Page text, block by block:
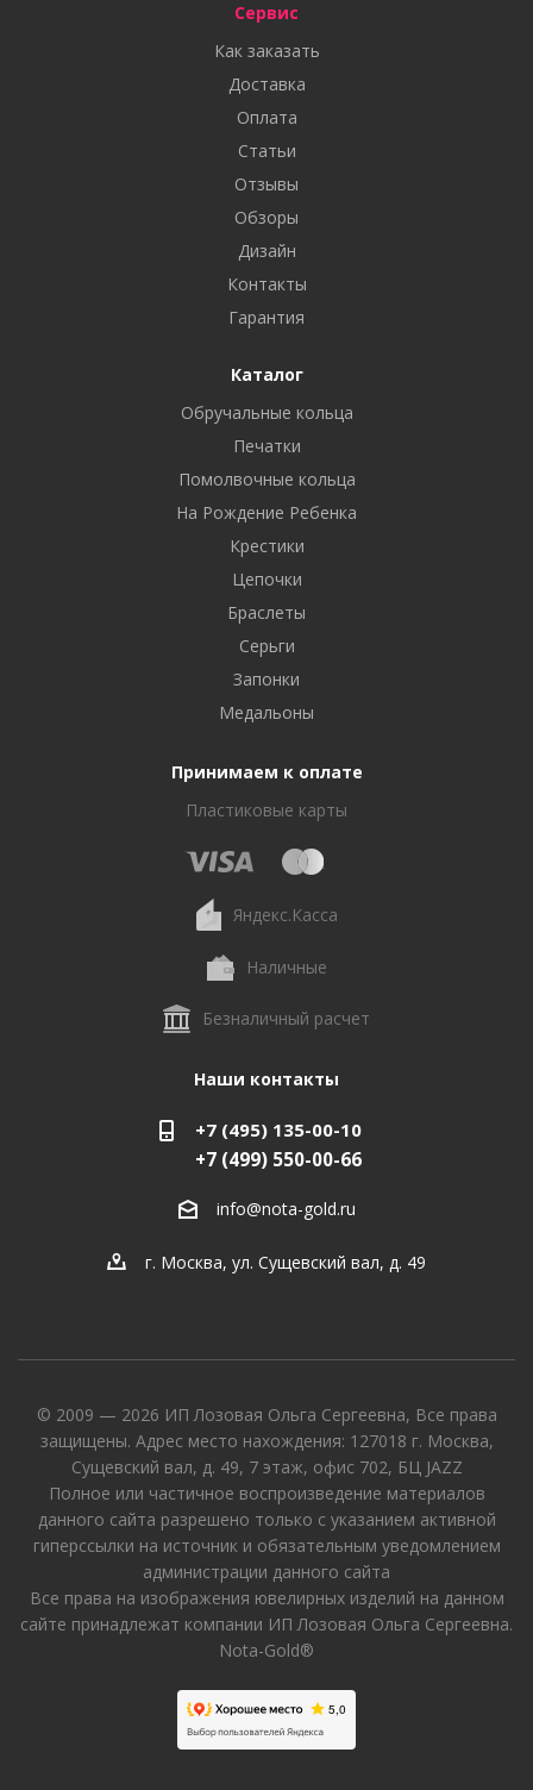
Сервис
Как заказать
Доставка
Оплата
Статьи
Отзывы
Обзоры
Дизайн
Контакты
Гарантия
Каталог
Обручальные кольца
Печатки
Помолвочные кольца
На Рождение Ребенка
Крестики
Цепочки
Браслеты
Серьги
Запонки
Медальоны
Принимаем к оплате
Пластиковые карты
Яндекс.Касса
Наличные
Безналичный расчет
Наши контакты
+7 (495) 135-00-10
+7 (499) 550-00-66
info@nota-gold.ru
г. Москва, ул. Сущевский вал, д. 49
© 2009 — 2026 ИП Лозовая Ольга Сергеевна, Все права
защищены. Адрес место нахождения: 127018 г. Москва,
Сущевский вал, д. 49, 7 этаж, офис 702, БЦ JAZZ
Полное или частичное воспроизведение материалов
данного сайта разрешено только с указанием активной
гиперссылки на источник и обязательным уведомлением
администрации данного сайта
Все права на изображения ювелирных изделий на данном
сайте принадлежат компании ИП Лозовая Ольга Сергеевна.
Nota-Gold®